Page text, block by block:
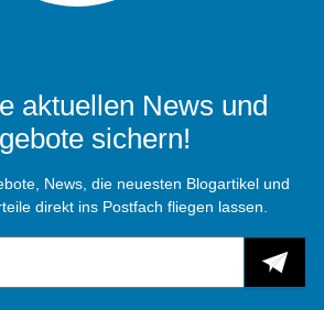
aktuellen News und
sichern!
News, die neuesten Blogartikel und
direkt ins Postfach fliegen lassen.